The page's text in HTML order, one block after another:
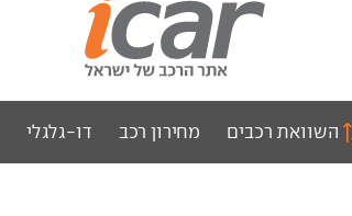
השוואת רכבים מחירון רכב דו-גלגלי